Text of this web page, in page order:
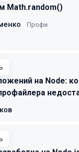
Math.random()
Профи
на Node: